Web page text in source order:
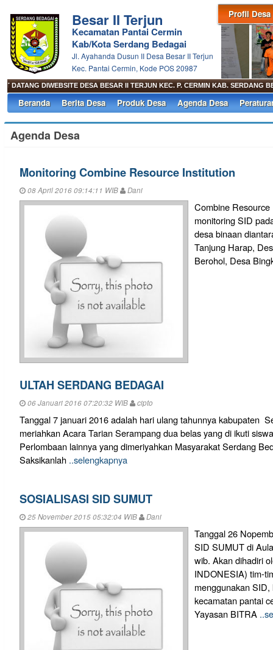
Profil Desa
Besar II Terjun
Kecamatan Pantai Cermin
Kab/Kota Serdang Bedagai
Jl. Ayahanda Dusun II Desa Besar II Terjun
Kec. Pantai Cermin, Kode POS 20987
DATANG DIWEBSITE DESA BESAR II TERJUN KEC. P. CERMIN KAB. SERDANG
Beranda Berita Desa Produk Desa Agenda Desa
Agenda Desa
Monitoring Combine Resource Institution
08 April 2016 09:14:11 WIB Dani
Combine
monitoring SID
desa binaan
Tanjung Harap,
Berohol, Desa
ULTAH SERDANG BEDAGAI
06 Januari 2016 07:20:32 WIB cipto
Tanggal 7 januari 2016 adalah hari ulang tahunnya kabupaten
meriahkan Acara Tarian Serampang dua belas yang di ikuti
Perlombaan lainnya yang dimeriyahkan Masyarakat Serdang
Saksikanlah ..selengkapnya
SOSIALISASI SID SUMUT
25 November 2015 05:32:04 WIB Dani
Tanggal 26
SID SUMUT di
wib. Akan dihadiri
INDONESIA) tim-
menggunakan
kecamatan pantai
Yayasan BITRA